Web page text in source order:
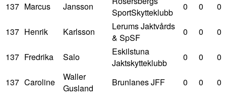
137 Marcus Jansson
SportSkytteklubb
0 0 0
137 Henrik Karlsson
Lerums Jaktvårds
& SpSF
0 0 0
137 Fredrika Salo
Eskilstuna
Jaktskytteklubb
0 0 0
137 Caroline
Waller
Gusland
Brunlanes JFF 0 0 0